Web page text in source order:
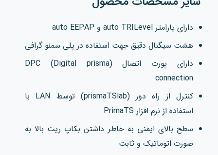
دارای پارامتر auto TRILevel و auto EEPAP
هشت سیگنال دقیق جهت استفاده در پلی سمنو گرافی
دارای پورت اتصال (DPC (Digital prisma
connection
کنترل از راه دور (prismaTSlab) توسط LAN با
استفاده از نرم افزار PrimaTS
سطح بالای ایمنی به خاطر داشتن بکاپ ریت بالا به
صورت اتوماتیک و ثابت